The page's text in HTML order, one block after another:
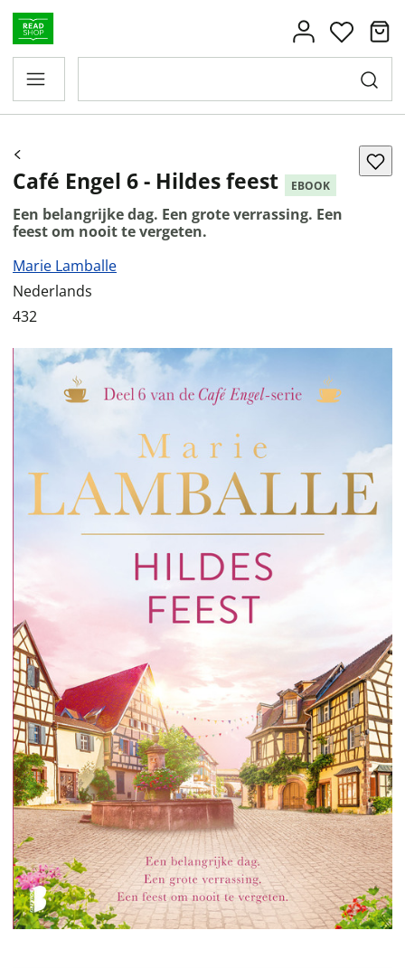
Café Engel 6 - Hildes feest EBOOK
Een belangrijke dag. Een grote verrassing. Een
feest om nooit te vergeten.
Marie Lamballe
Nederlands
432